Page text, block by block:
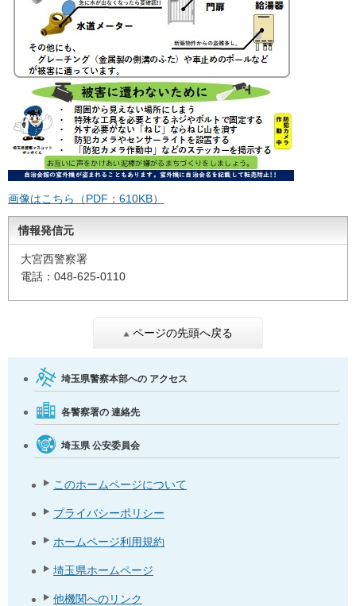
画像はこちら（PDF：610KB）
情報発信元
大宮西警察署
電話：048-625-0110
ページの先頭へ戻る
埼玉県警察本部への アクセス
各警察署の 連絡先
埼玉県 公安委員会
このホームページについて
プライバシーポリシー
ホームページ利用規約
埼玉県ホームページ
他機関へのリンク